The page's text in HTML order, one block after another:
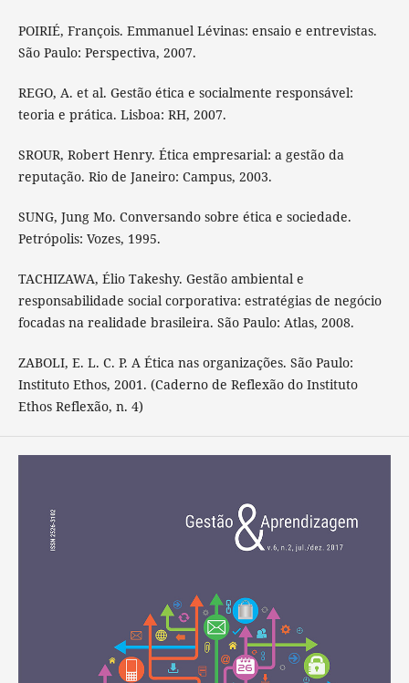
POIRIÉ, François. Emmanuel Lévinas: ensaio e entrevistas.
São Paulo: Perspectiva, 2007.
REGO, A. et al. Gestão ética e socialmente responsável:
teoria e prática. Lisboa: RH, 2007.
SROUR, Robert Henry. Ética empresarial: a gestão da
reputação. Rio de Janeiro: Campus, 2003.
SUNG, Jung Mo. Conversando sobre ética e sociedade.
Petrópolis: Vozes, 1995.
TACHIZAWA, Élio Takeshy. Gestão ambiental e
responsabilidade social corporativa: estratégias de negócio
focadas na realidade brasileira. São Paulo: Atlas, 2008.
ZABOLI, E. L. C. P. A Ética nas organizações. São Paulo:
Instituto Ethos, 2001. (Caderno de Reflexão do Instituto
Ethos Reflexão, n. 4)